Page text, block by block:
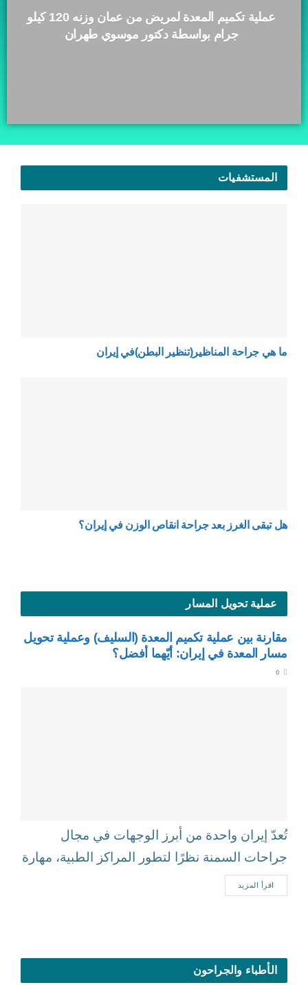
عملية تكميم المعدة لمريض من عمان وزنه 120 كيلو
جرام بواسطة دكتور موسوي طهران
المستشفيات
ما هي جراحة المناظير(تنظير البطن)في إيران
هل تبقى الغرز بعد جراحة انقاص الوزن في إيران؟
عملية تحويل المسار
مقارنة بين عملية تكميم المعدة (السليف) وعملية تحويل
مسار المعدة في إيران: أيّهما أفضل؟
تُعدّ إيران واحدة من أبرز الوجهات في مجال
جراحات السمنة نظرًا لتطور المراكز الطبية، مهارة
الجرّاحين، وتكاليف العلاج المناسبة مقارنة...
اقرأ المزيد
الأطباء والجراحون